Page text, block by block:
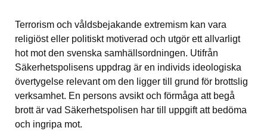
Terrorism och våldsbejakande extremism kan vara
religiöst eller politiskt motiverad och utgör ett allvarligt
hot mot den svenska samhällsordningen. Utifrån
Säkerhetspolisens uppdrag är en individs ideologiska
övertygelse relevant om den ligger till grund för brottslig
verksamhet. En persons avsikt och förmåga att begå
brott är vad Säkerhetspolisen har till uppgift att bedöma
och ingripa mot.